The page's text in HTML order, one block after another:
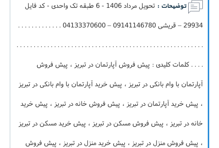
توضیحات :
تحویل مرداد 1406 - 6 طبقه تک واحدی - کد فایل
29934 – قریشی 09141146780 – 04133370600 . . . . . . . . . . . . .
. . . . . . . . . . . . . . . . . . . . . . . . . . . . . . . . . . . . . . . . . . . . . . . . . . . . . . .
. . . . کلمات کلیدی : پیش فروش آپارتمان در تبریز ، پیش فروش
آپارتمان با وام بانکی در تبریز ، پیش خرید آپارتمان با وام بانکی در تبریز
، پیش خرید آپارتمان در تبریز ، پیش فروش خانه در تبریز ، پیش خرید
خانه در تبریز ، پیش فروش مسکن در تبریز ، پیش خرید مسکن در تبریز
، پیش فروش منزل در تبریز ، پیش خرید منزل در تبریز ، پیش فروش